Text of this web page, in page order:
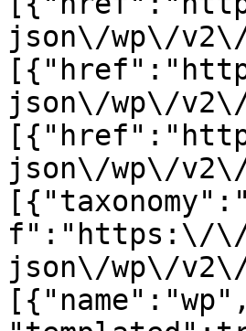
json\/wp\/
json\/wp\/
json\/wp\/v2\/
f":"https:\/\/
json\/wp\/